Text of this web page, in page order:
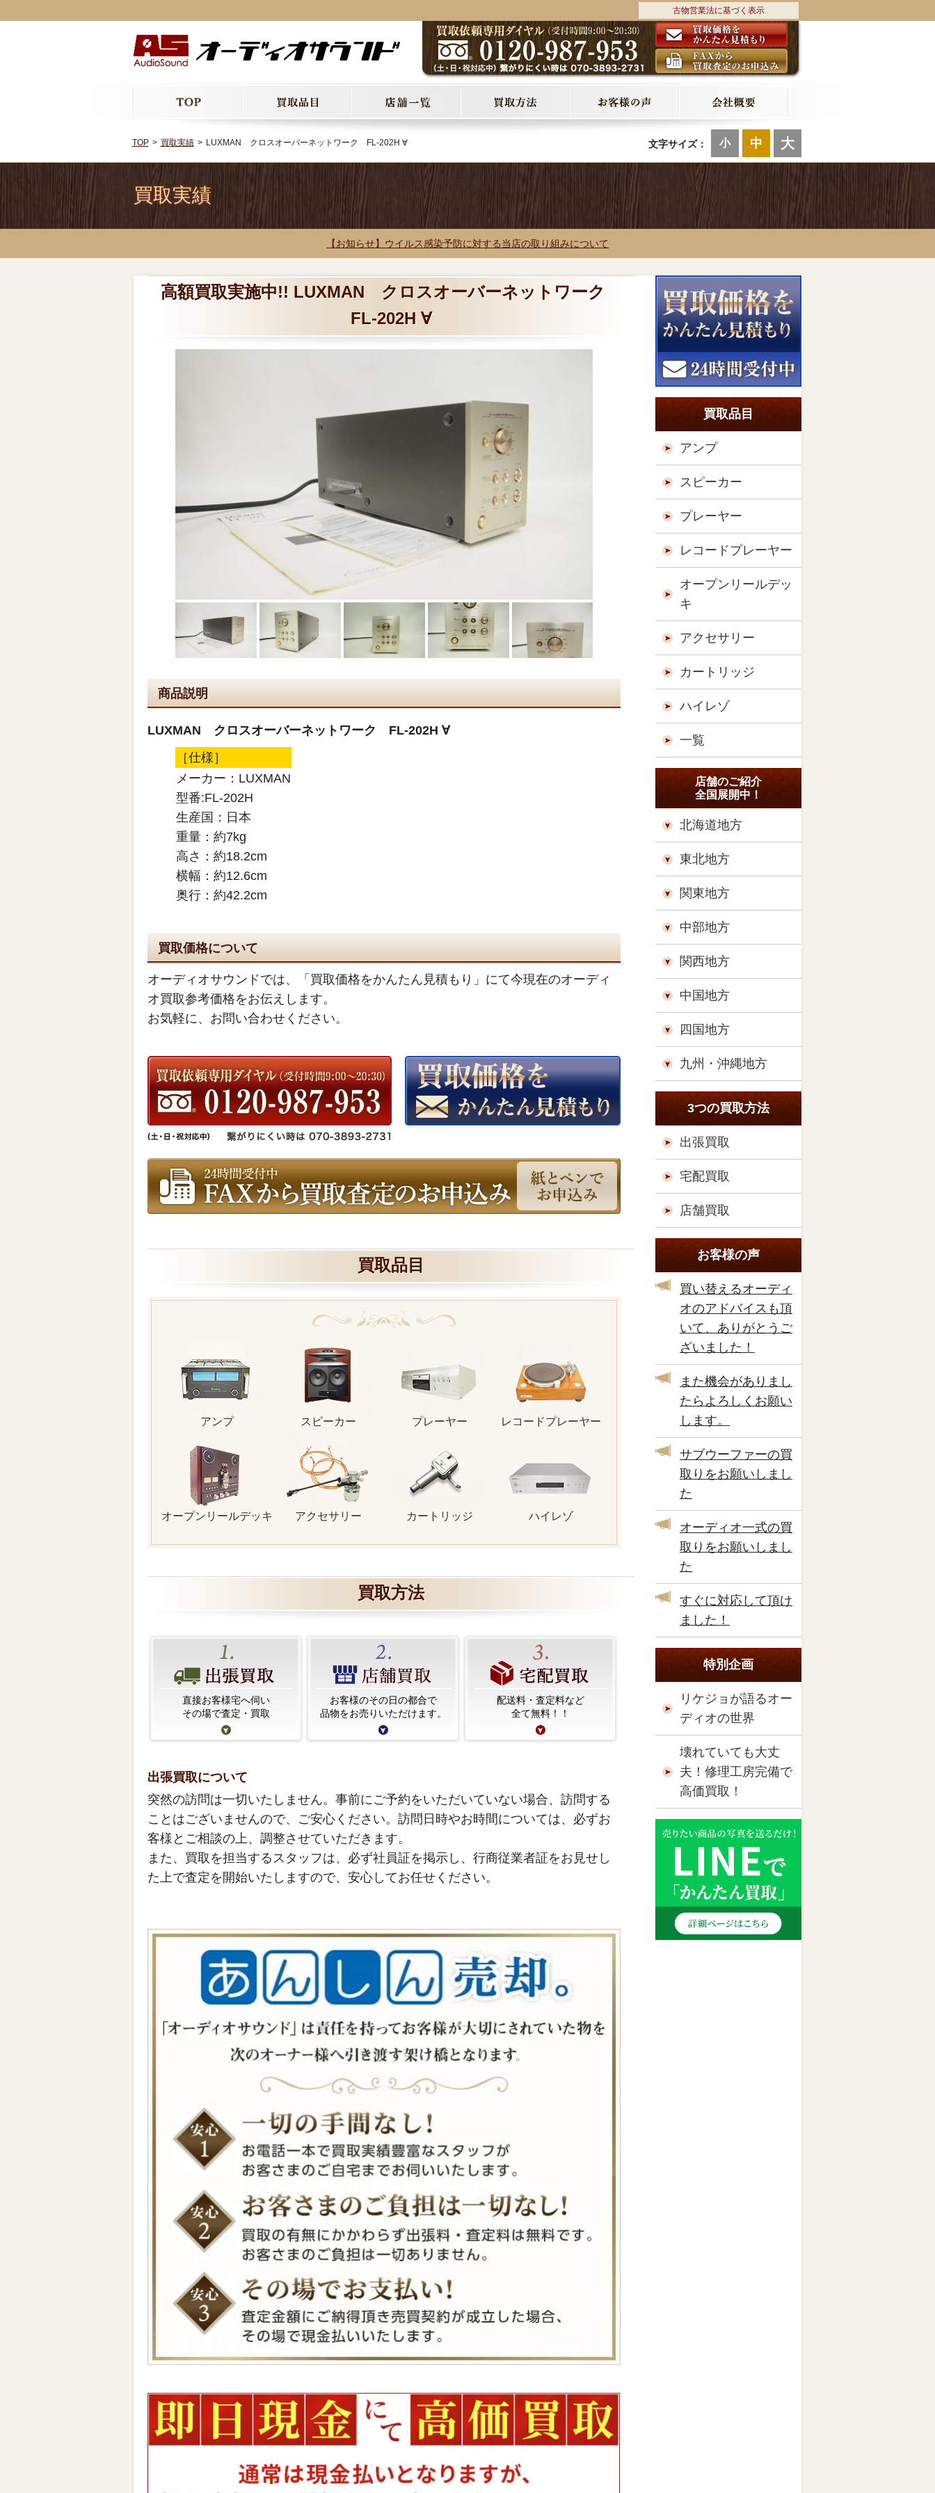
古物営業法に基づく表示
文字サイズ： 小 中 大
TOP 買取実績 LUXMAN クロスオーバーネットワーク FL-202H ∀
買取実績
【お知らせ】ウイルス感染予防に対する当店の取り組みについて
高額買取実施中!! LUXMAN クロスオーバーネットワーク
FL-202H ∀
商品説明
LUXMAN クロスオーバーネットワーク FL-202H ∀
［仕様］
メーカー：LUXMAN
型番:FL-202H
生産国：日本
重量：約7kg
高さ：約18.2cm
横幅：約12.6cm
奥行：約42.2cm
買取価格について
オーディオサウンドでは、「買取価格をかんたん見積もり」にて今現在のオーディ
オ買取参考価格をお伝えします。
お気軽に、お問い合わせください。
買取品目
アンプ スピーカー プレーヤー レコードプレーヤー
オープンリールデッキ アクセサリー カートリッジ ハイレゾ
買取方法
直接お客様宅へ伺い
その場で査定・買取
お客様のその日の都合で
品物をお売りいただけます。
配送料・査定料など
全て無料！！
出張買取について
突然の訪問は一切いたしません。事前にご予約をいただいていない場合、訪問する
ことはございませんので、ご安心ください。訪問日時やお時間については、必ずお
客様とご相談の上、調整させていただきます。
また、買取を担当するスタッフは、必ず社員証を掲示し、行商従業者証をお見せし
た上で査定を開始いたしますので、安心してお任せください。
買取品目
アンプ
スピーカー
プレーヤー
レコードプレーヤー
オープンリールデッ
キ
アクセサリー
カートリッジ
ハイレゾ
一覧
店舗のご紹介
全国展開中！
北海道地方
東北地方
関東地方
中部地方
関西地方
中国地方
四国地方
九州・沖縄地方
3つの買取方法
出張買取
宅配買取
店舗買取
お客様の声
買い替えるオーディ
オのアドバイスも頂
いて、ありがとうご
ざいました！
また機会がありまし
たらよろしくお願い
します。
サブウーファーの買
取りをお願いしまし
た
オーディオ一式の買
取りをお願いしまし
た
すぐに対応して頂け
ました！
特別企画
リケジョが語るオー
ディオの世界
壊れていても大丈
夫！修理工房完備で
高価買取！